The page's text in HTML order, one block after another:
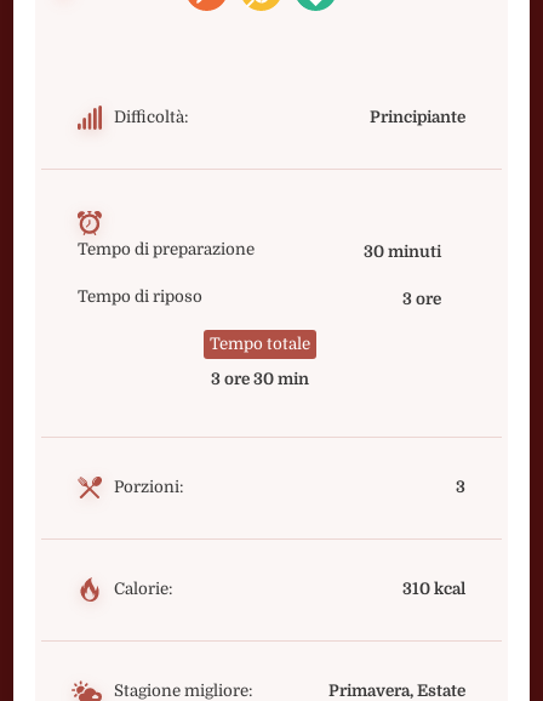
Difficoltà: Principiante
Tempo di preparazione 30 minuti
Tempo di riposo 3 ore
Tempo totale
3 ore 30 min
Porzioni: 3
Calorie: 310 kcal
Stagione migliore: Primavera, Estate